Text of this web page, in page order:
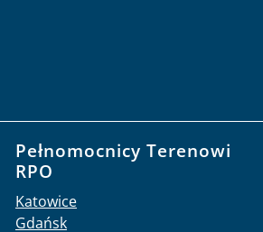
Pełnomocnicy Terenowi
RPO
Katowice
Gdańsk